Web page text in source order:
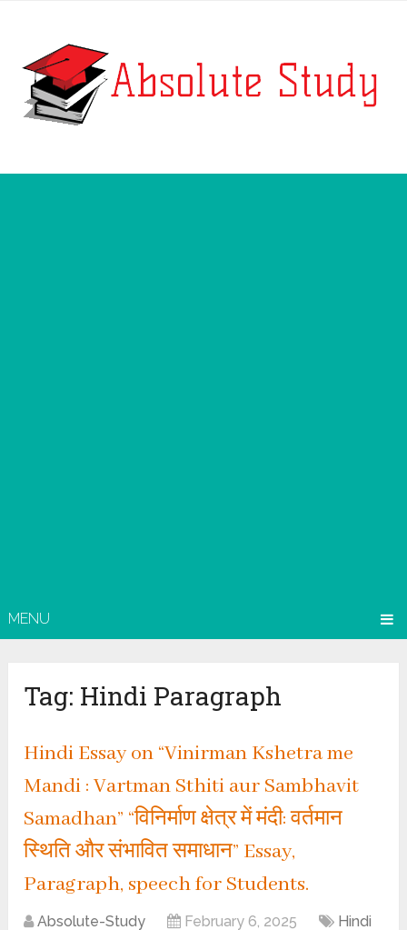
MENU
Tag: Hindi Paragraph
Hindi Essay on “Vinirman Kshetra me
Mandi : Vartman Sthiti aur Sambhavit
Samadhan” “विनिर्माण क्षेत्र में मंदी: वर्तमान
स्थिति और संभावित समाधान” Essay,
Paragraph, speech for Students.
Absolute-Study February 6, 2025
Hindi